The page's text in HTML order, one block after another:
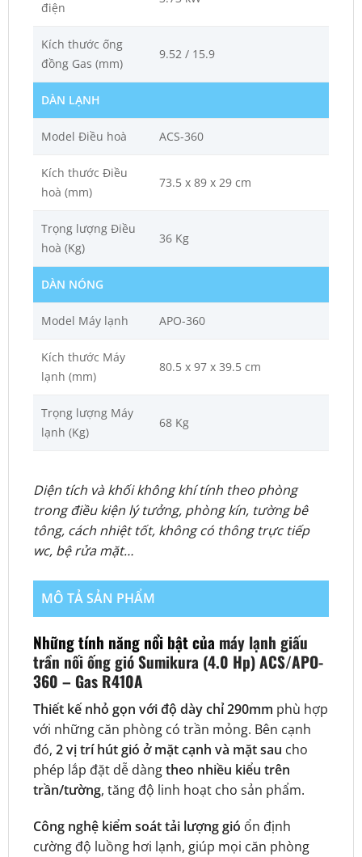
điện
Kích thước ống
đồng Gas (mm)
9.52 / 15.9
DÀN LẠNH
Model Điều hoà ACS-360
Kích thước Điều
hoà (mm)
73.5 x 89 x 29 cm
Trọng lượng Điều
hoà (Kg)
36 Kg
DÀN NÓNG
Model Máy lạnh APO-360
Kích thước Máy
lạnh (mm)
80.5 x 97 x 39.5 cm
Trọng lượng Máy
lạnh (Kg)
68 Kg
Diện tích và khối không khí tính theo phòng
trong điều kiện lý tưởng, phòng kín, tường bê
tông, cách nhiệt tốt, không có thông trực tiếp
wc, bệ rửa mặt…
MÔ TẢ SẢN PHẨM
Những tính năng nổi bật của máy lạnh giấu
trần nối ống gió Sumikura (4.0 Hp) ACS/APO-
360 – Gas R410A
Thiết kế nhỏ gọn với độ dày chỉ 290mm phù hợp
với những căn phòng có trần mỏng. Bên cạnh
đó, 2 vị trí hút gió ở mặt cạnh và mặt sau cho
phép lắp đặt dễ dàngtheo nhiều kiểu trên
trần/tường, tăng độ linh hoạt cho sản phẩm.
Công nghệ kiểm soát tải lượng gió ổn định
cường độ luồng hơi lạnh, giúp mọi căn phòng